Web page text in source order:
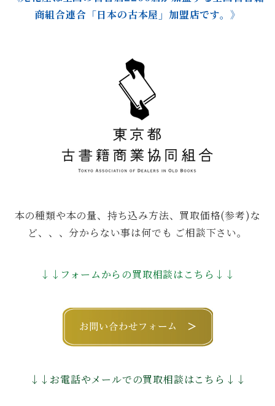
商組合連合「日本の古本屋」加盟店です。》
本の種類や本の量、持ち込み方法、買取価格(参考)な
ど、、、分からない事は何でも ご相談下さい。
↓↓フォームからの買取相談はこちら↓↓
↓↓お電話やメールでの買取相談はこちら↓↓